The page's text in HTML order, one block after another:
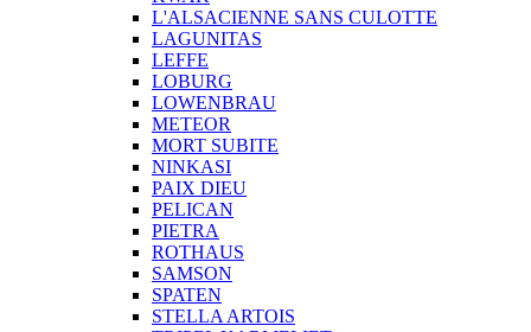
L'ALSACIENNE SANS CULOTTE
LAGUNITAS
LEFFE
LOBURG
LOWENBRAU
METEOR
MORT SUBITE
NINKASI
PAIX DIEU
PELICAN
PIETRA
ROTHAUS
SAMSON
SPATEN
STELLA ARTOIS